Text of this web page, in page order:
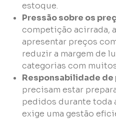
estoque.
Pressão sobre os
competição acirrada,
apresentar preços
reduzir a margem de
categorias com
Responsabilidade
precisam estar
pedidos durante toda
exige uma gestão